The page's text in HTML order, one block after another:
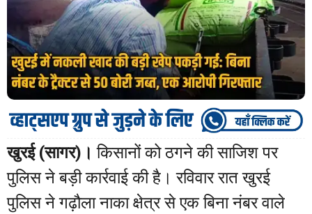
खुरई (सागर)। किसानों को ठगने की साजिश पर
पुलिस ने बड़ी कार्रवाई की है। रविवार रात खुरई
पुलिस ने गढ़ौला नाका क्षेत्र से एक बिना नंबर वाले